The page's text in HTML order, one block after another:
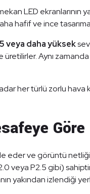
LED ekranlarının
hafif ve ince
veya daha yüksek
üretilirler. Aynı
her türlü zorlu
eder ve görüntü
veya P2.5 gibi)
yakından izlendiği